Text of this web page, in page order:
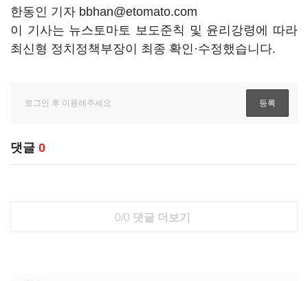
한동인 기자 bbhan@etomato.com
이 기사는 뉴스토마토 보도준칙 및 윤리강령에 따라
최신형 정치정책부장이 최종 확인·수정했습니다.
댓글 0
0/0 댓글 더보기